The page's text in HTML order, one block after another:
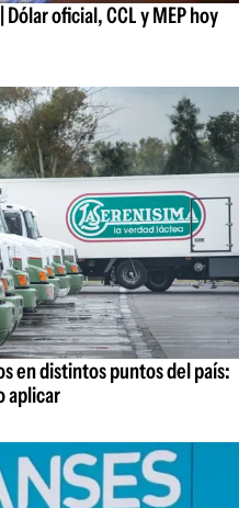
oficial, CCL y MEP hoy
en distintos puntos del país:
aplicar